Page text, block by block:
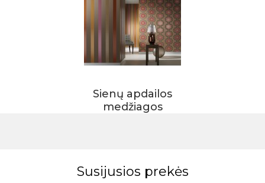
Sienų apdailos
medžiagos
Susijusios prekės